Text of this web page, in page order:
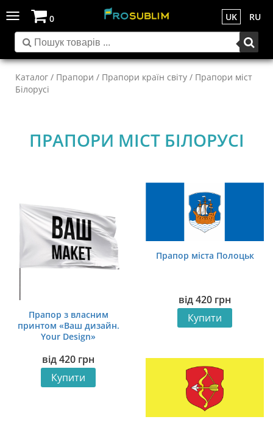
Toggle
navigation
UK RU
0
Каталог / Прапори / Прапори країн світу / Прапори міст
Білорусі
ПРАПОРИ МІСТ БІЛОРУСІ
Прапор з власним
принтом «Ваш дизайн.
Your Design»
від420 грн
Купити
Прапор міста Полоцьк
від420 грн
Купити